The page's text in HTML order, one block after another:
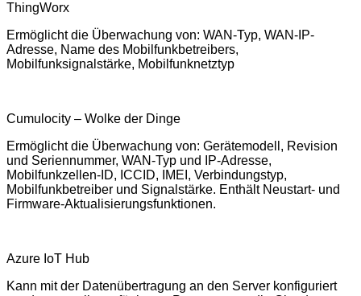
ThingWorx
Ermöglicht die Überwachung von: WAN-Typ, WAN-IP-
Adresse, Name des Mobilfunkbetreibers,
Mobilfunksignalstärke, Mobilfunknetztyp
Cumulocity – Wolke der Dinge
Ermöglicht die Überwachung von: Gerätemodell, Revision
und Seriennummer, WAN-Typ und IP-Adresse,
Mobilfunkzellen-ID, ICCID, IMEI, Verbindungstyp,
Mobilfunkbetreiber und Signalstärke. Enthält Neustart- und
Firmware-Aktualisierungsfunktionen.
Azure IoT Hub
Kann mit der Datenübertragung an den Server konfiguriert